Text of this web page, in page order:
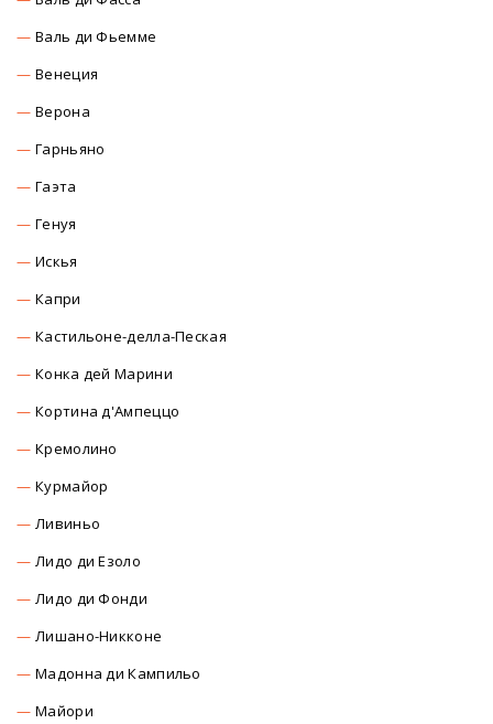
Валь ди Фьемме
Венеция
Верона
Гарньяно
Гаэта
Генуя
Искья
Капри
Кастильоне-делла-Пеская
Конка дей Марини
Кортина д'Ампеццо
Кремолино
Курмайор
Ливиньо
Лидо ди Езоло
Лидо ди Фонди
Лишано-Никконе
Мадонна ди Кампильо
Майори